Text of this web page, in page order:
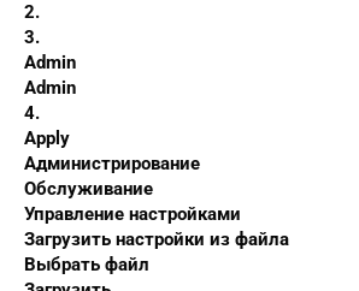
2.
3.
Admin
Admin
4.
Apply
Администрирование
Обслуживание
Управление настройками
Загрузить настройки из файла
Выбрать файл